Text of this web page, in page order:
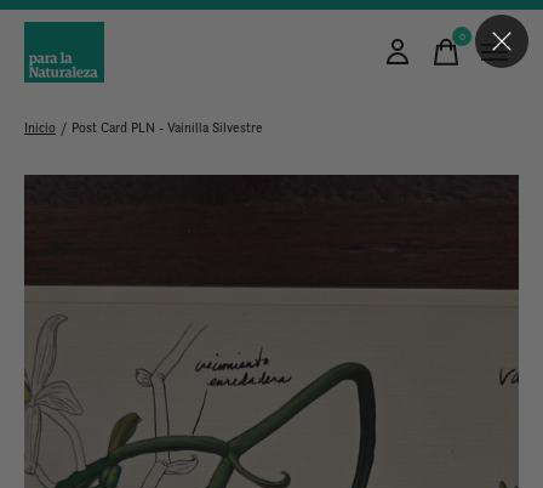
0items
Inicio / Post Card PLN - Vainilla Silvestre